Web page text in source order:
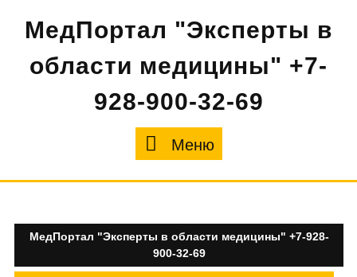
содержимому
МедПортал "Эксперты в
области медицины" +7-
928-900-32-69
Меню
МедПортал "Эксперты в области медицины" +7-928-
900-32-69